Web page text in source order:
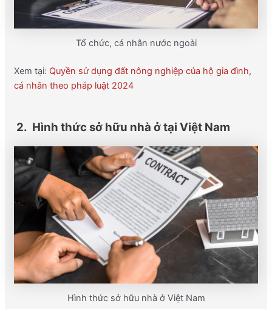
Tổ chức, cá nhân nước ngoài
Xem tại: Quyền sử dụng đất nông nghiệp của hộ gia đình,
cá nhân theo pháp luật 2024
2. Hình thức sở hữu nhà ở tại Việt Nam
Hình thức sở hữu nhà ở Việt Nam